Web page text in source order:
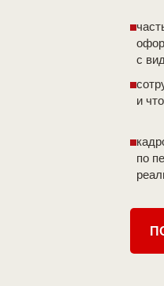
с
и
по